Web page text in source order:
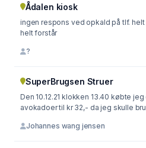
Ådalen kiosk
ingen respons ved opkald på tlf. helt unge mennesker som ikke
helt forstår
?
SuperBrugsen Struer
Den 10.12.21 klokken 13.40 købte
avokadoer til kr 32,- da jeg skulle
Johannes wang jensen